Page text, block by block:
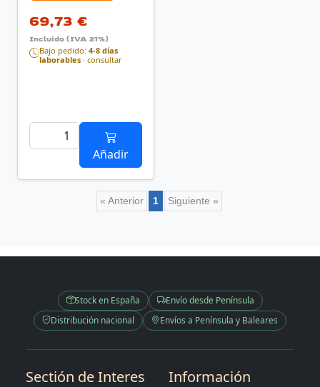
69,73 €
Incluido (IVA 21%)
Bajo pedido: 4-8 días
laborables · consultar
Añadir
« Anterior 1 Siguiente »
Stock en España
Envío desde Península
Distribución nacional
Envíos a Península y Baleares
Sectión de Interes Información